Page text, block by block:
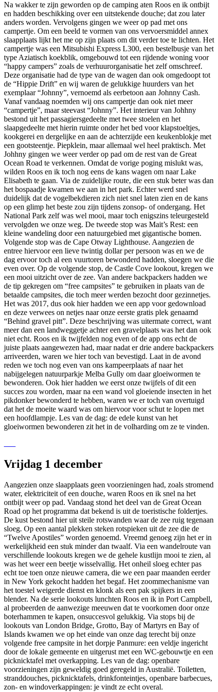
Na wakker te zijn geworden op de camping aten Roos en ik ontbijt
en hadden beschikking over een uitstekende douche; dat zou later
anders worden. Vervolgens gingen we weer op pad met ons
campertje. Om een beeld te vormen van ons vervoersmiddel annex
slaapplaats lijkt het me op zijn plaats om dit verder toe te lichten. Het
campertje was een Mitsubishi Express L300, een bestelbusje van het
type Aziatisch koekblik, omgebouwd tot een rijdende woning voor
“happy campers” zoals de verhuurorganisatie het zelf omschreef.
Deze organisatie had de type van de wagen dan ook omgedoopt tot
de “Hippie Drift” en wij waren de gelukkige huurders van het
exemplaar “Johnny”, vernoemd als eerbetoon aan Johnny Cash.
Vanaf vandaag noemden wij ons campertje dan ook niet meer
“campertje”, maar steevast “Johnny”. Het interieur van Johhny
bestond uit het passagiersgedeelte met twee stoelen en het
slaapgedeelte met hierin ruimte onder het bed voor klapstoeltjes,
kookgerei en dergelijke en aan de achterzijde een keukenblokje met
een gootsteentje. Piepklein, maar allemaal wel heel praktisch. Met
Johhny gingen we weer verder op pad om de rest van de Great
Ocean Road te verkennen. Omdat de vorige poging mislukt was,
wilden Roos en ik toch nog eens de kans wagen om naar Lake
Elisabeth te gaan. Via de zuidelijke route, die een stuk beter was dan
het bospaadje kwamen we aan in het park. Echter werd snel
duidelijk dat de vogelbekdieren zich niet snel laten zien en de kans
op een glimp het beste zou zijn tijdens zonsop- of ondergang. Het
National Park zelf was wel mooi, maar toch enigszins teleurgesteld
vervolgden we onze weg. De tweede stop was Mait’s Rest: een
kleine wandeling door een natuurgebied met gigantische bomen.
Volgende stop was de Cape Otway Lighthouse. Aangezien de
entree hiervoor een lieve twintig dollar per persoon was en we de
dag ervoor toch al een vuurtoren bewonderd hadden, sloegen we die
even over. Op de volgende stop, de Castle Cove lookout, kregen we
een mooi uitzicht over de zee. Van andere backpackers hadden we
de tip gekregen om “free campsites” te gebruiken in plaats van de
betaalde campsites, die toch meer werden bezocht door gezinnetjes.
Het was 2017, dus ook hier hadden we een app voor gedownload
en deze verwees on netjes naar onze eerste gratis plek genaamd
“Behind gravel pitt”. Deze beschrijving was uitermate correct, want
meer dan een landweggetje achter een gravelplaats was het dan ook
niet echt. Roos en ik twijfelden nog even of de app ons echt de
juiste plaats aangewezen had, maar nadat er drie andere backpackers
arriveerden, waren we hier toch van bevestigd. Laat in de avond
reden we toch nog even van ons kampeerplaats af naar het
nabijgelegen natuurparkje Melba Gully om daar gloeiwormen te
bewonderen. Ook hier hadden we eerst onze twijfels of dit een
succes zou worden, maar na een wand vol gloeiende insecten in het
pikdonker bewonderd te hebben, waren we er toch van overtuigd
dat het de moeite waard was om hiervoor voor schut te lopen met
een hoofdlampje. Les van de dag: de edele kunst van het
gloeiwormen bewonderen zit het in de volharding om ze te vinden.
Vrijdag 1 december
Aangezien onze slaapplaats geen voorzieningen had, zoals stromend
water, elektriciteit of een douche, waren Roos en ik snel na het
ontbijt weer op pad. Vandaag stond het deel van de Great Ocean
Road op het programma dat bekend is uit de toeristische foldertjes.
De kust bestond hier uit steile rotswanden waar de zee ruig tegenaan
sloeg. Op een aantal plekken steken rotspieken uit de zee die de
“Twelve Apostiles” worden genoemd. Vreemd genoeg zijn het er in
werkelijkheid een stuk minder dan twaalf. Via een wandelroute van
verschillende lookouts kregen we de gehele kustlijn mooi te zien, al
was het weer een beetje wisselvallig. Het onheil sloeg echter pas
echt toe toen onze nieuwe camera, die we een paar maanden eerder
in New York gekocht hadden het begaf. Het zoommechanisme van
het toestel weigerde dienst en klonk als een pak spijkers in een
blender. Na de serie lookouts lunchten Roos en ik in Port Campbell,
al probeerden de aanwezige meeuwen dat te voorkomen door onze
boterhammen te kapen, onsuccesvol gelukkig. Via stops bij de
lookouts van London Bridge, Grotto, Bay of Martyrs en Bay of
Islands kwamen we op het einde van onze dag terecht bij onze
volgende free campsite in het dorpje Panmure: een veldje ingericht
door de lokale gemeente en uitgerust met een WC-gebouwtje en een
picknicktafel met overkapping. Les van de dag: openbare
voorzieningen zijn geweldig goed geregeld in Australië. Toiletten,
stranddouches, picknicktafels, drinkfonteintjes, openbare barbecues,
zon- en windoverkappingen: je vindt ze echt overal.